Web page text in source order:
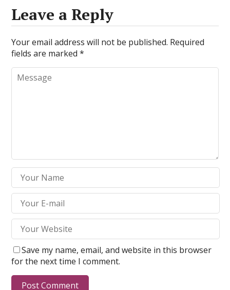
Leave a Reply
Your email address will not be published. Required
fields are marked*
Save my name, email, and website in this browser
for the next time I comment.